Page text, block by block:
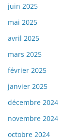
juin 2025
mai 2025
avril 2025
mars 2025
février 2025
janvier 2025
décembre 2024
novembre 2024
octobre 2024